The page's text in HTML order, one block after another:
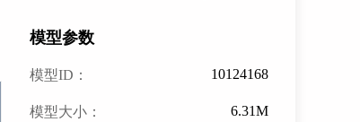
模型参数
模型ID： 10124168
模型大小： 6.31M